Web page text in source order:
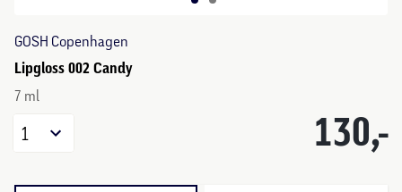
GOSH Copenhagen
Lipgloss 002 Candy
7 ml
130,-
1